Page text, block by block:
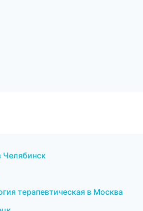
Челябинск
терапевтическая в Москва